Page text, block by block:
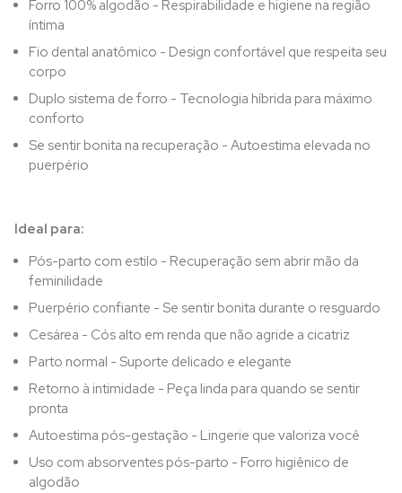
Forro 100% algodão - Respirabilidade e higiene na região
íntima
Fio dental anatômico - Design confortável que respeita seu
corpo
Duplo sistema de forro - Tecnologia híbrida para máximo
conforto
Se sentir bonita na recuperação - Autoestima elevada no
puerpério
Ideal para:
Pós-parto com estilo - Recuperação sem abrir mão da
feminilidade
Puerpério confiante - Se sentir bonita durante o resguardo
Cesárea - Cós alto em renda que não agride a cicatriz
Parto normal - Suporte delicado e elegante
Retorno à intimidade - Peça linda para quando se sentir
pronta
Autoestima pós-gestação - Lingerie que valoriza você
Uso com absorventes pós-parto - Forro higiênico de
algodão